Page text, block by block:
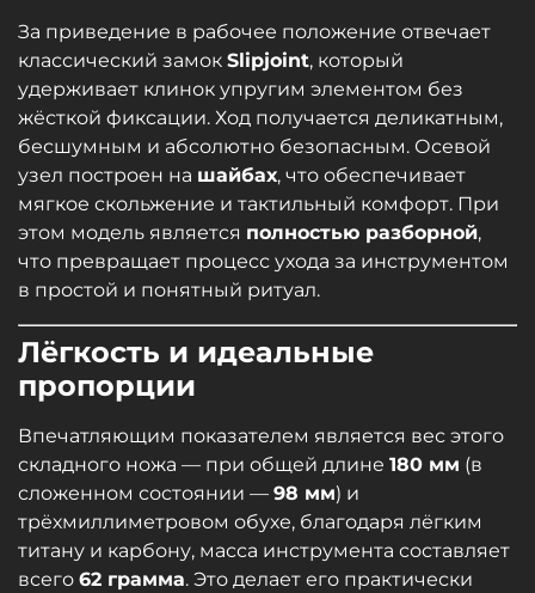
За приведение в рабочее положение отвечает
классический замок Slipjoint, который
удерживает клинок упругим элементом без
жёсткой фиксации. Ход получается деликатным,
бесшумным и абсолютно безопасным. Осевой
узел построен на шайбах, что обеспечивает
мягкое скольжение и тактильный комфорт. При
этом модель является полностью разборной,
что превращает процесс ухода за инструментом
в простой и понятный ритуал.
Лёгкость и идеальные
пропорции
Впечатляющим показателем является вес этого
складного ножа — при общей длине 180 мм (в
сложенном состоянии — 98 мм) и
трёхмиллиметровом обухе, благодаря лёгким
титану и карбону, масса инструмента составляет
всего 62 грамма. Это делает его практически